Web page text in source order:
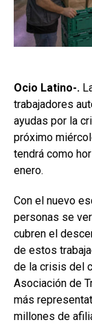
Ocio Latino-.
trabajadores
ayudas por la
próximo
tendrá como
enero.
Con el nuevo
personas se
cubren el
de estos
de la crisis del
Asociación de
más
millones de